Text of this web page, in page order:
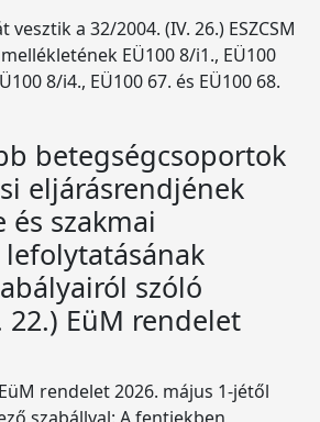
vesztik a 32/2004. (IV. 26.) ESZCSM
EÜ100 8/i1., EÜ100
8/i4., EÜ100 67. és EÜ100 68.
betegségcsoportok
eljárásrendjének
és szakmai
szóló
22.) EüM rendelet
rendelet 2026. május 1-jétől